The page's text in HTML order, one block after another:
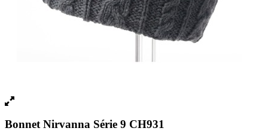
Bonnet Nirvanna Série 9 CH931